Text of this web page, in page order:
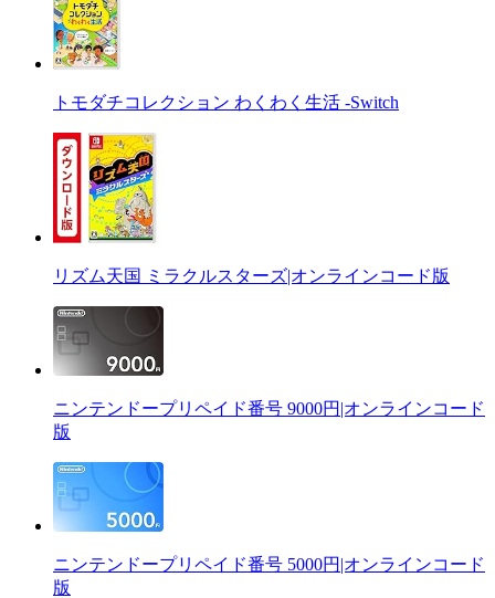
トモダチコレクション わくわく生活 -Switch
リズム天国 ミラクルスターズ|オンラインコード版
ニンテンドープリペイド番号 9000円|オンラインコード
版
ニンテンドープリペイド番号 5000円|オンラインコード
版